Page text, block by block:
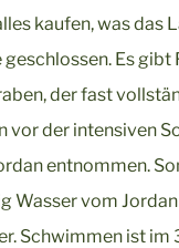
kaufen, was das
Es gibt
der fast
der intensiven
entnommen.
Wasser vom
Schwimmen ist